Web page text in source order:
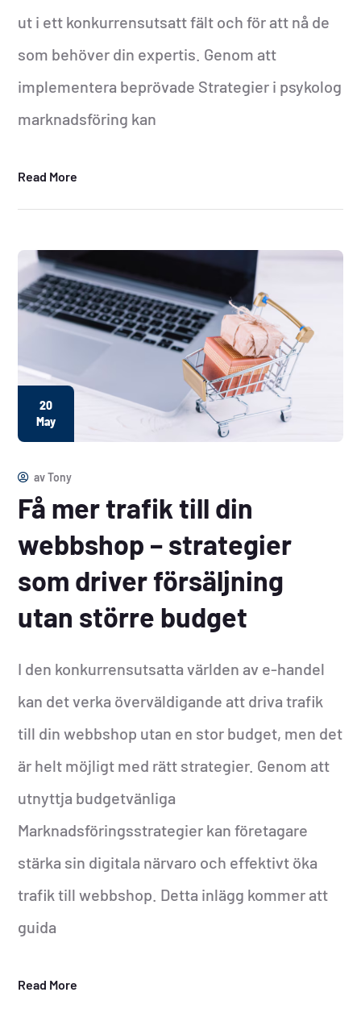
ut i ett konkurrensutsatt fält och för att nå de
som behöver din expertis. Genom att
implementera beprövade Strategier i psykolog
marknadsföring kan
Read More
20
May
avTony
Få mer trafik till din
webbshop – strategier
som driver försäljning
utan större budget
I den konkurrensutsatta världen av e-handel
kan det verka överväldigande att driva trafik
till din webbshop utan en stor budget, men det
är helt möjligt med rätt strategier. Genom att
utnyttja budgetvänliga
Marknadsföringsstrategier kan företagare
stärka sin digitala närvaro och effektivt öka
trafik till webbshop. Detta inlägg kommer att
guida
Read More